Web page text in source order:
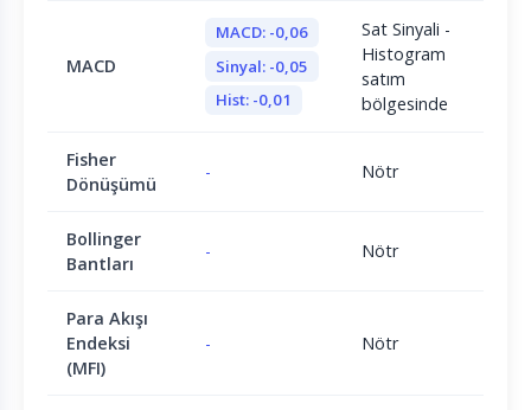
MACD
MACD: -0,06
Sinyal: -0,05
Hist: -0,01
Sat Sinyali -
Histogram
satım
bölgesinde
Fisher
Dönüşümü
- Nötr
Bollinger
Bantları
- Nötr
Para Akışı
Endeksi
(MFI)
- Nötr